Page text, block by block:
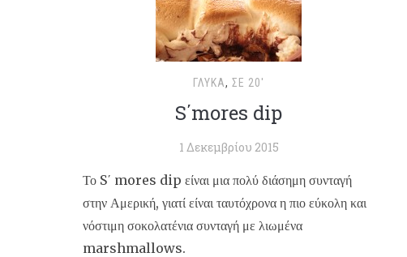
ΓΛΥΚΆ, ΣΕ 20'
S΄mores dip
1 Δεκεμβρίου 2015
Το S΄ mores dip είναι μια πολύ διάσημη συνταγή
στην Αμερική, γιατί είναι ταυτόχρονα η πιο εύκολη και
νόστιμη σοκολατένια συνταγή με λιωμένα
marshmallows.